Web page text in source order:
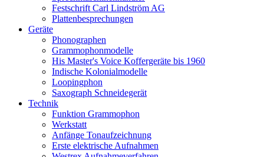
Festschrift Carl Lindström AG
Plattenbesprechungen
Geräte
Phonographen
Grammophonmodelle
His Master's Voice Koffergeräte bis 1960
Indische Kolonialmodelle
Loopingphon
Saxograph Schneidegerät
Technik
Funktion Grammophon
Werkstatt
Anfänge Tonaufzeichnung
Erste elektrische Aufnahmen